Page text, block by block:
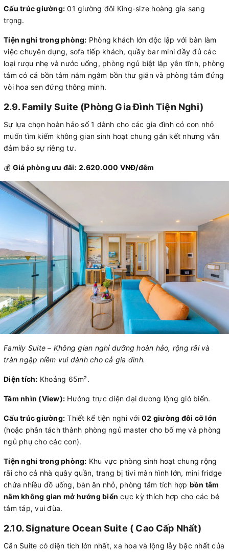
Cấu trúc giường: 01 giường đôi King-size hoàng gia sang
trọng.
Tiện nghi trong phòng: Phòng khách lớn độc lập với bàn làm
việc chuyên dụng, sofa tiếp khách, quầy bar mini đầy đủ các
loại rượu nhẹ và nước uống, phòng ngủ biệt lập yên tĩnh, phòng
tắm có cả bồn tắm nằm ngâm bồn thư giãn và phòng tắm đứng
vòi hoa sen đứng thông minh.
2.9. Family Suite (Phòng Gia Đình Tiện Nghi)
Sự lựa chọn hoàn hảo số 1 dành cho các gia đình có con nhỏ
muốn tìm kiếm không gian sinh hoạt chung gắn kết nhưng vẫn
đảm bảo sự riêng tư.
💰 Giá phòng ưu đãi: 2.620.000 VNĐ/đêm
Family Suite – Không gian nghỉ dưỡng hoàn hảo, rộng rãi và
tràn ngập niềm vui dành cho cả gia đình.
Diện tích: Khoảng 65m².
Tầm nhìn (View): Hướng trực diện đại dương lộng gió biển.
Cấu trúc giường: Thiết kế tiện nghi với 02 giường đôi cỡ lớn
(hoặc phân tách thành phòng ngủ master cho bố mẹ và phòng
ngủ phụ cho các con).
Tiện nghi trong phòng: Khu vực phòng sinh hoạt chung rộng
rãi cho cả nhà quây quần, trang bị tivi màn hình lớn, mini fridge
chứa nhiều đồ uống, bàn ăn nhỏ, phòng tắm tích hợp bồn tắm
nằm không gian mở hướng biển cực kỳ thích hợp cho các bé
tắm táp, vui đùa.
2.10. Signature Ocean Suite ( Cao Cấp Nhất)
Căn Suite có diện tích lớn nhất, xa hoa và lộng lẫy bậc nhất của